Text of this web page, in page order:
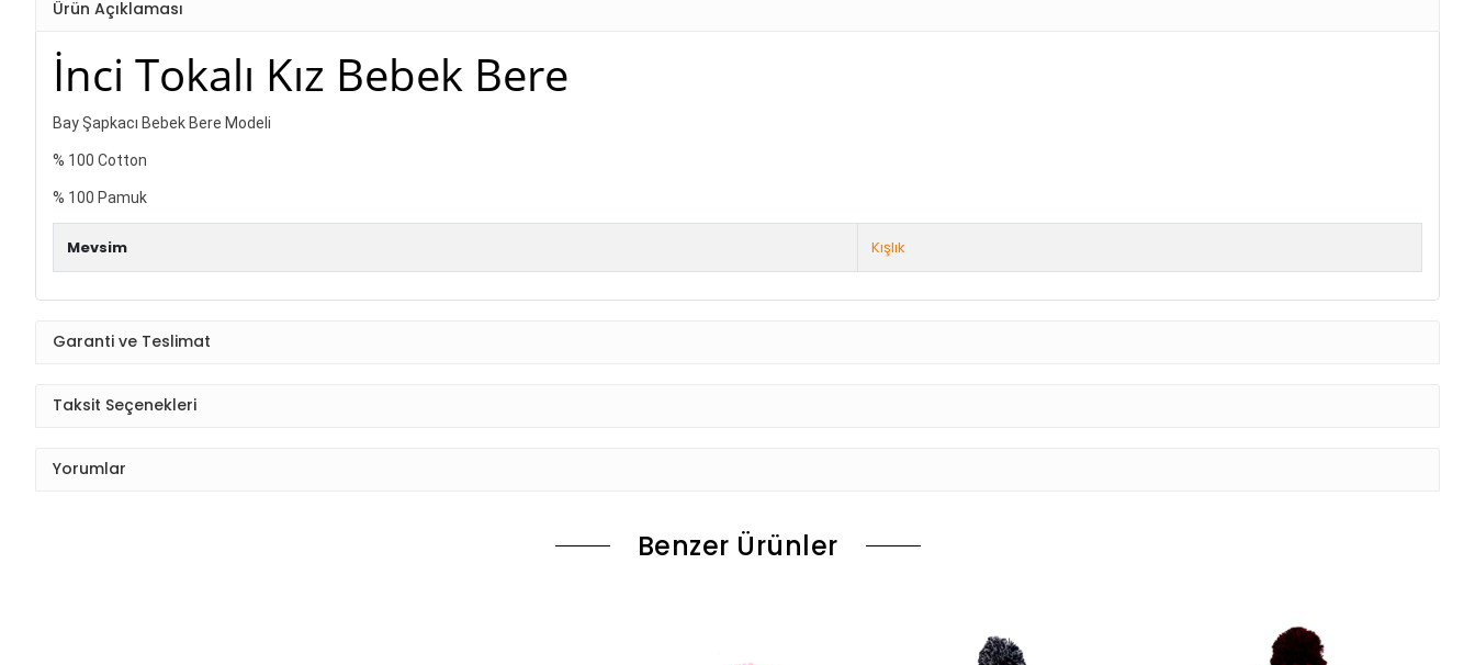
Ürün Açıklaması
İnci Tokalı Kız Bebek Bere
Bay Şapkacı Bebek Bere Modeli
% 100 Cotton
% 100 Pamuk
Mevsim Kışlık
Garanti ve Teslimat
Taksit Seçenekleri
Yorumlar
Benzer Ürünler